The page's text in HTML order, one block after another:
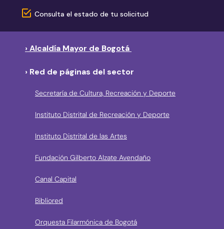
Consulta el estado de tu solicitud
› Alcaldía Mayor de Bogotá
› Red de páginas del sector
Secretaría de Cultura, Recreación y Deporte
Instituto Distrital de Recreación y Deporte
Instituto Distrital de las Artes
Fundación Gilberto Alzate Avendaño
Canal Capital
Bibliored
Orquesta Filarmónica de Bogotá